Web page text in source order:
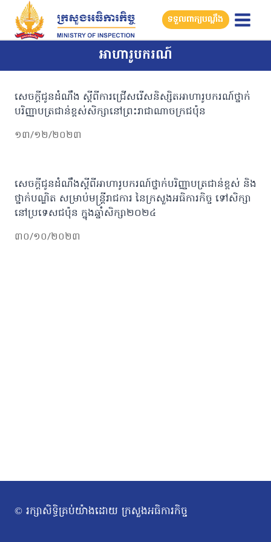
Skip
content
ទទួលពាក្យបណ្តឹង
អាហារូបករណ៍
សេចក្តីជូនដំណឹង ស្តីពីការជ្រើសរើសនិស្សិតអាហារូបករណ៍ថ្នាក់
បរិញ្ញាបត្រជាន់ខ្ពស់សិក្សានៅព្រះរាជាណាចក្រជប៉ុន
១៣/១២/២០២៣
សេចក្តីជូនដំណឹងស្តីពីអាហារូបករណ៍​​ថ្នាក់​បរិញ្ញាបត្រ​ជាន់​ខ្ពស់ និង​
ថ្នាក់​បណ្ឌិត សម្រាប់​មន្ត្រី​រាជការ នៃក្រសួងអធិការកិច្ច ទៅ​សិក្សា​
នៅ​ប្រទេស​ជប៉ុន ក្នុង​ឆ្នាំ​សិក្សា​២០២៤
៣០/១០/២០២៣
© រក្សាសិទ្ធិគ្រប់យ៉ាងដោយ ក្រសួងអធិការកិច្ច